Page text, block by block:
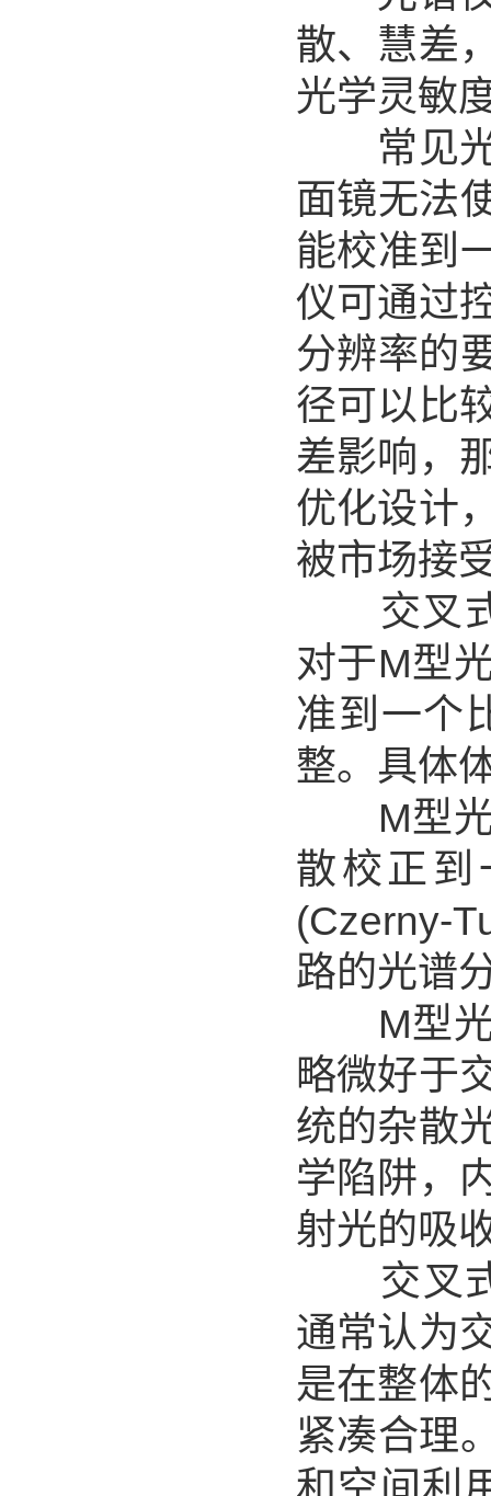
散、慧差
光学灵敏
常见光
面镜无法
能校准到
仪可通过
分辨率的
径可以比
差影响，
优化设计
被市场接
交叉式
对于M型
准到一个
整。具体
M型光
散校正
(Czerny-
路的光谱
M型光
略微好于
统的杂散
学陷阱，
射光的吸
交叉式
通常认为
是在整体
紧凑合理